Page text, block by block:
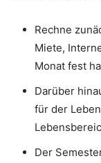
Rechne
Miete,
Monat fest
Darüber
für der
Der